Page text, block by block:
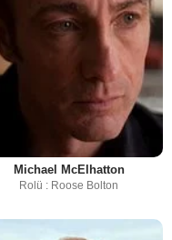
Michael McElhatton
Rolü : Roose Bolton